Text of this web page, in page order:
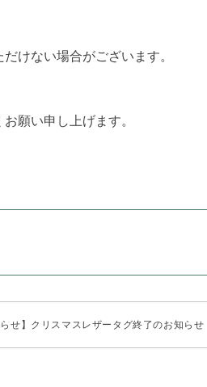
けない場合がございます。
願い申し上げます。
らせ】クリスマスレザータグ終了のお知らせ